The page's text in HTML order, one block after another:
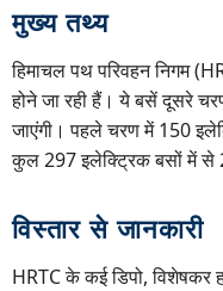
मुख्य तथ्य
हिमाचल पथ परिवहन निगम
होने जा रही हैं। ये बसें दूसरे
जाएंगी। पहले चरण में 150
कुल 297 इलेक्ट्रिक बसों में से
विस्तार से जानकारी
HRTC के कई डिपो,